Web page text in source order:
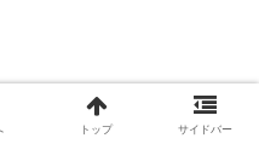
トップ サイドバー